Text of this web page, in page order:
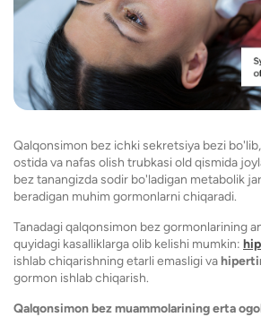
Qalqonsimon bez ichki sekretsiya bezi
ostida va nafas olish trubkasi old qismida
bez tanangizda sodir bo'ladigan metabolik
beradigan muhim gormonlarni chiqaradi.
Tanadagi qalqonsimon bez gormonlarining
quyidagi kasalliklarga olib kelishi mumkin:
ishlab chiqarishning etarli emasligi va
gormon ishlab chiqarish.
Qalqonsimon bez muammolarining erta